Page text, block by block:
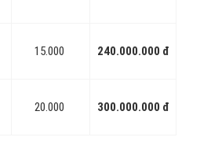
15.000 240.000.000 đ
20.000 300.000.000 đ